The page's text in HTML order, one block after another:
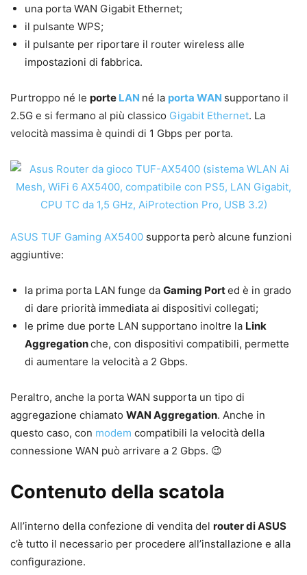
una porta WAN Gigabit Ethernet;
il pulsante WPS;
il pulsante per riportare il router wireless alle
impostazioni di fabbrica.
Purtroppo né le porte LAN né la porta WAN supportano il
2.5G e si fermano al più classico Gigabit Ethernet. La
velocità massima è quindi di 1 Gbps per porta.
ASUS TUF Gaming AX5400 supporta però alcune funzioni
aggiuntive:
la prima porta LAN funge da Gaming Ported è in grado
di dare priorità immediata ai dispositivi collegati;
le prime due porte LAN supportano inoltre la Link
Aggregationche, con dispositivi compatibili, permette
di aumentare la velocità a 2 Gbps.
Peraltro, anche la porta WAN supporta un tipo di
aggregazione chiamato WAN Aggregation. Anche in
questo caso, con modem compatibili la velocità della
connessione WAN può arrivare a 2 Gbps. 😉
Contenuto della scatola
All’interno della confezione di vendita del router di ASUS
c’è tutto il necessario per procedere all’installazione e alla
configurazione.